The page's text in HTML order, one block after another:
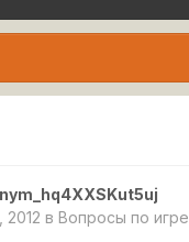
2012 в Вопросы по игре